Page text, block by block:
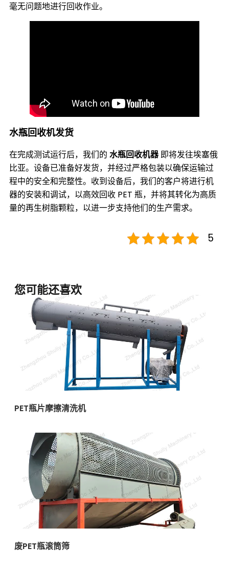
毫无问题地进行回收作业。
水瓶回收机发货
在完成测试运行后，我们的 水瓶回收机器即将发往埃塞俄
比亚。设备已准备好发货，并经过严格包装以确保运输过
程中的安全和完整性。收到设备后，我们的客户将进行机
器的安装和调试，以高效回收 PET 瓶，并将其转化为高质
量的再生树脂颗粒，以进一步支持他们的生产需求。
5
您可能还喜欢
PET瓶片摩擦清洗机
废PET瓶滚筒筛